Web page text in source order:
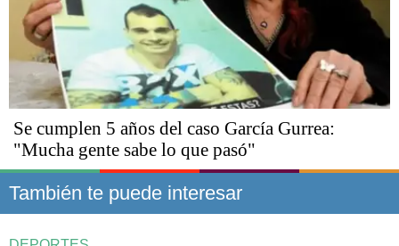
Se cumplen 5 años del caso García Gurrea:
"Mucha gente sabe lo que pasó"
También te puede interesar